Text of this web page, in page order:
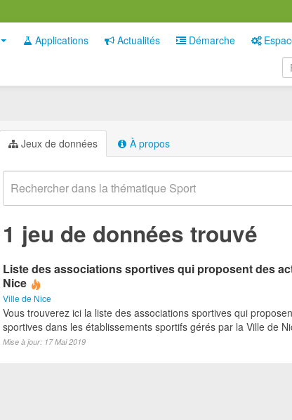
Applications Actualités Démarche
Jeux de données À propos
1 jeu de données trouvé
Liste des associations sportives qui proposent des
Nice
Ville de Nice
Vous trouverez ici la liste des associations sportives qui
sportives dans les établissements sportifs gérés par la Ville de
Mise à jour: 17 Mai 2019